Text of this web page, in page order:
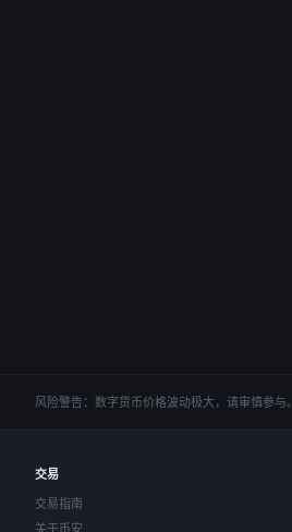
风险警告：数字货币价格波动极大，请审慎参与。
交易
交易指南
关于币安